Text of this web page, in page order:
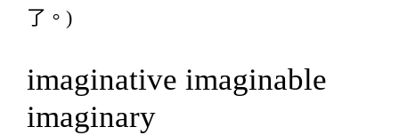
了。)
imaginative imaginable
imaginary